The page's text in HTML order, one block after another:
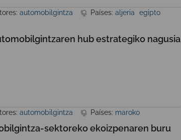
automobilgintza Países: aljeria
egipto
hub estrategiko nagusia
automobilgintza Países: maroko
sektoreko ekoizpenaren buru